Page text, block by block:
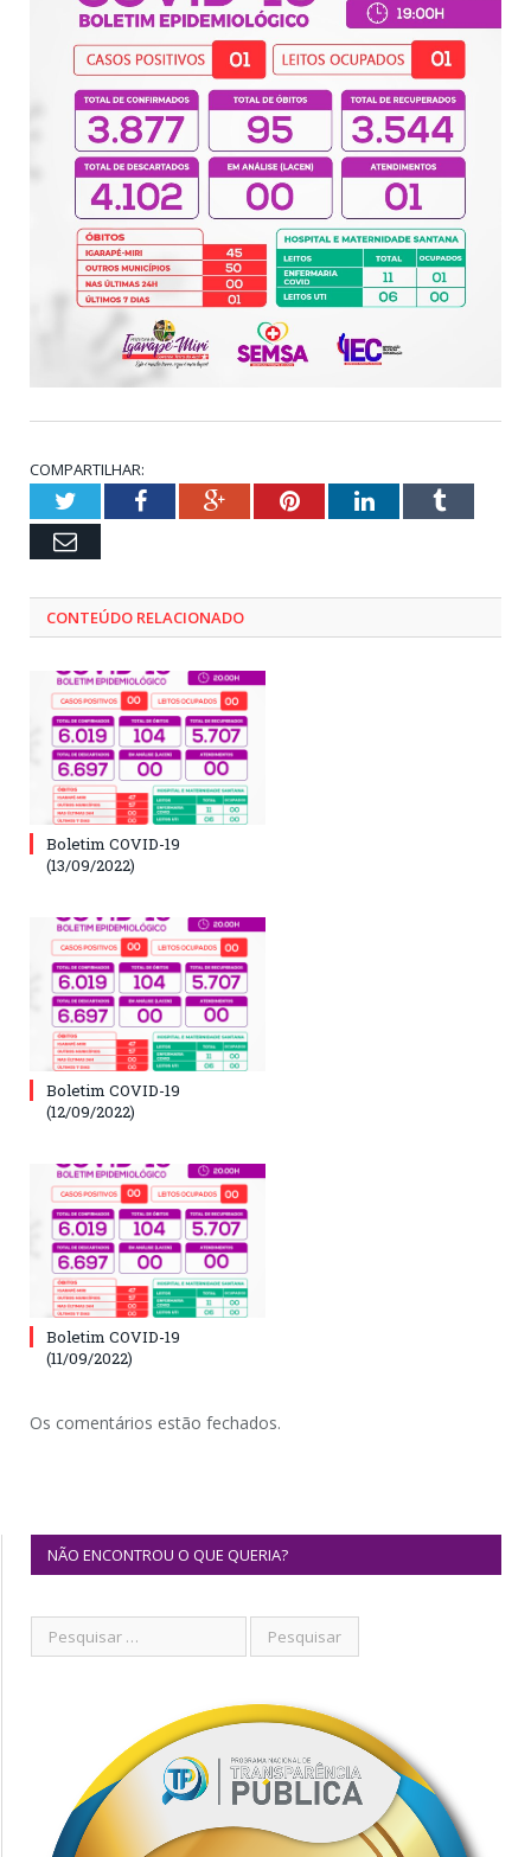
COMPARTILHAR:
TwitterFacebookGoogle+PinterestLinkedInTumblr
Email
CONTEÚDO RELACIONADO
Boletim COVID-19
(13/09/2022)
Boletim COVID-19
(12/09/2022)
Boletim COVID-19
(11/09/2022)
Os comentários estão fechados.
NÃO ENCONTROU O QUE QUERIA?